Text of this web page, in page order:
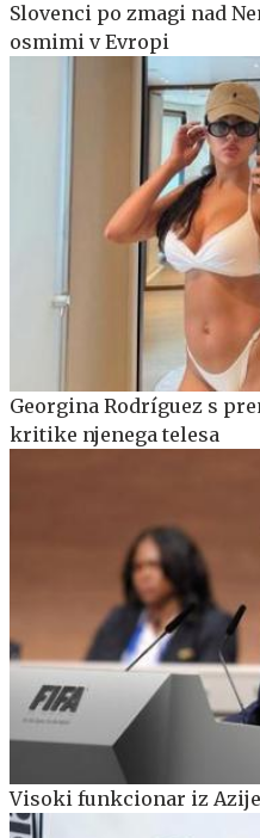
Slovenci po zmagi nad
osmimi v Evropi
Georgina Rodríguez s
kritike njenega telesa
Visoki funkcionar iz